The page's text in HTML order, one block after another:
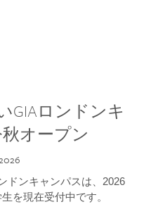
GIAロンドンキ
オープン
ドンキャンパスは、2026
を現在受付中です。